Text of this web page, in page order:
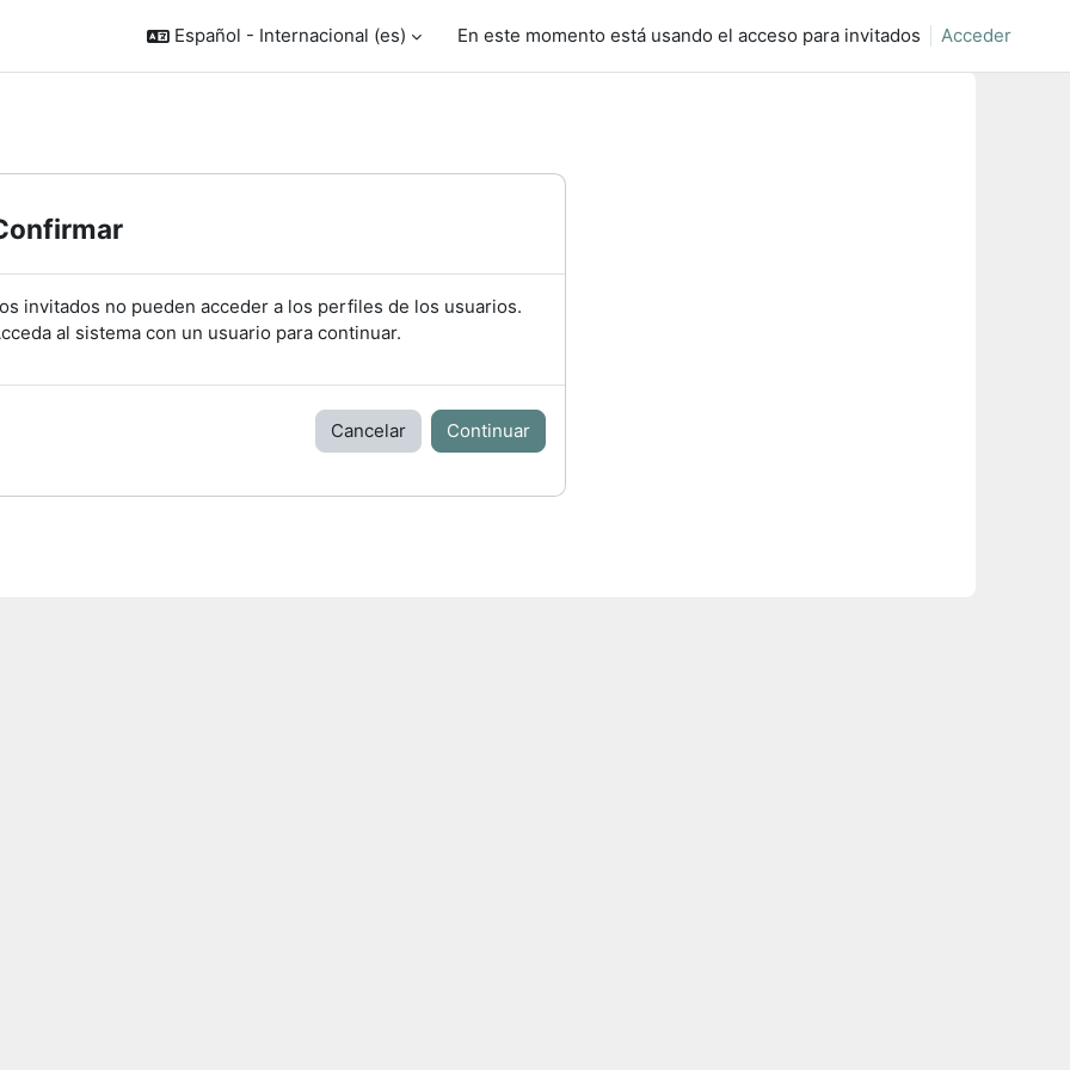
Español - Internacional ‎(es)‎ En este momento está usando el acceso para invitados Acceder
invitados no pueden acceder a los perfiles de los usuarios.
al sistema con un usuario para continuar.
Cancelar Continuar